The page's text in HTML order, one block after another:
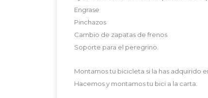
Engrase
Pinchazos
Cambio de zapatas de frenos
Soporte para el peregrino.
Montamos tu bicicleta si la has adquirido
Hacemos y montamos tu bici a la carta.